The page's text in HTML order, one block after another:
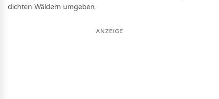
dichten Wäldern umgeben.
ANZEIGE